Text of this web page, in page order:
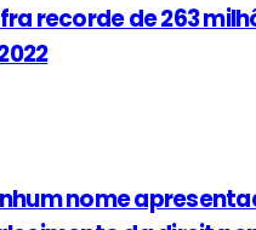
recorde de 263
nome